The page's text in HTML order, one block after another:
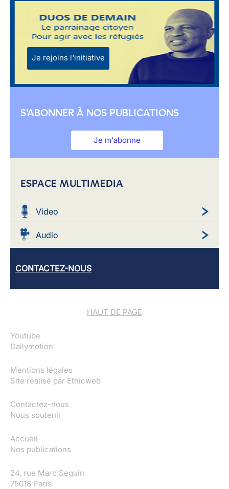
Je rejoins l'initiative
S'ABONNER À NOS PUBLICATIONS
Je m'abonne
ESPACE MULTIMEDIA
Video
Audio
CONTACTEZ-NOUS
HAUT DE PAGE
Youtube
Dailymotion
Mentions légales
Site réalisé par Ethicweb
Contactez-nous
Nous soutenir
Accueil
Nos publications
24, rue Marc Seguin
75018 Paris